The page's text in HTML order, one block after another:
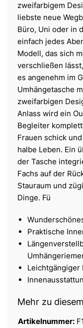
zweifarbigem
liebste neue
Büro, Uni oder in
einfach jedes
Modell, das sich
verschließen
es angenehm im
Umhängetasche
zweifarbigen
Anlass wird ein
Begleiter
Frauen schick
halbe Leben. Ein
der Tasche
Fachs auf der
Stauraum und
Dinge. Fü
Praktische
Leichtgängiger
Mehr zu
Artikelnummer: